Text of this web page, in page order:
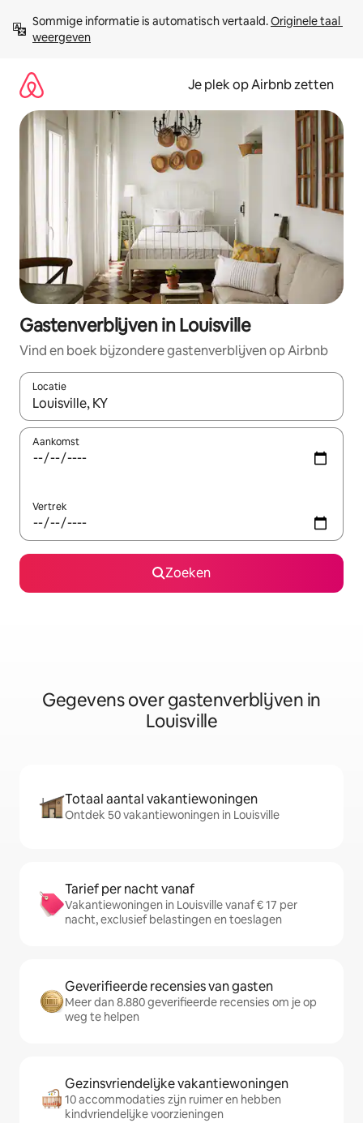
direct
naar
Sommige informatie is automatisch vertaald. Originele taal
weergeven
Je plek op Airbnb zetten
Gastenverblijven in Louisville
Vind en boek bijzondere gastenverblijven op Airbnb
Locatie
Wanneer er resultaten beschikbaar zijn, maak je een keuze
Aankomst
Vertrek
Zoeken
Gegevens over gastenverblijven in
Louisville
Totaal aantal vakantiewoningen
Ontdek 50 vakantiewoningen in Louisville
Tarief per nacht vanaf
Vakantiewoningen in Louisville vanaf € 17 per
nacht, exclusief belastingen en toeslagen
Geverifieerde recensies van gasten
Meer dan 8.880 geverifieerde recensies om je op
weg te helpen
Gezinsvriendelijke vakantiewoningen
10 accommodaties zijn ruimer en hebben
kindvriendelijke voorzieningen